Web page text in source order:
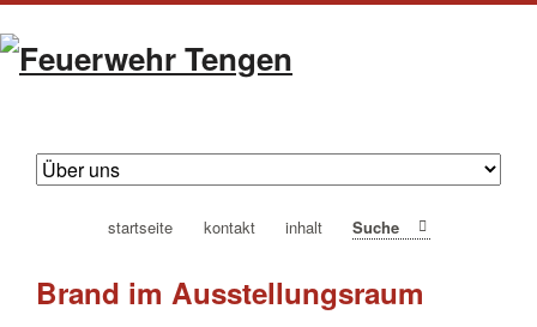
navigation
startseite kontakt inhalt
Brand im Ausstellungsraum